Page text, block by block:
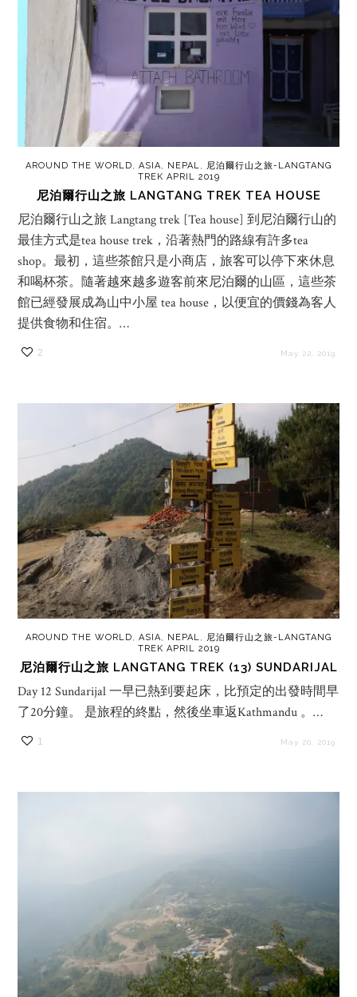
AROUND THE WORLD, ASIA, NEPAL, 尼泊爾行山之旅-LANGTANG
TREK APRIL 2019
尼泊爾行山之旅 LANGTANG TREK TEA HOUSE
尼泊爾行山之旅 Langtang trek [Tea house] 到尼泊爾行山的
最佳方式是tea house trek，沿著熱門的路線有許多tea
shop。最初，這些茶館只是小商店，旅客可以停下來休息
和喝杯茶。隨著越來越多遊客前來尼泊爾的山區，這些茶
館已經發展成為山中小屋 tea house，以便宜的價錢為客人
提供食物和住宿。…
2 May 22, 2019
AROUND THE WORLD, ASIA, NEPAL, 尼泊爾行山之旅-LANGTANG
TREK APRIL 2019
尼泊爾行山之旅 LANGTANG TREK (13) SUNDARIJAL
Day 12 Sundarijal 一早已熱到要起床，比預定的出發時間早
了20分鐘。 是旅程的終點，然後坐車返Kathmandu 。…
1 May 20, 2019